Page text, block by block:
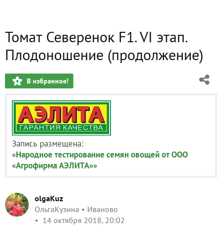
Томат Северенок F1. VI этап.
Плодоношение (продолжение)
В избранное!
Запись размещена:
«Народное тестирование семян овощей от ООО
«Агрофирма АЭЛИТА»»
olgaKuz
ОльгаКузина
Иваново
14 октября 2018, 20:02